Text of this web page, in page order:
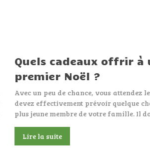
Quels cadeaux offrir à
premier Noël ?
Avec un peu de chance, vous attendez
devez effectivement prévoir quelque
plus jeune membre de votre famille. Il
Lire la suite